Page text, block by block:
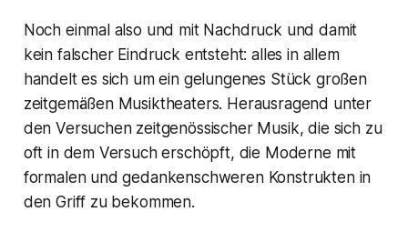
Noch einmal also und mit Nachdruck und damit
kein falscher Eindruck entsteht: alles in allem
handelt es sich um ein gelungenes Stück großen
zeitgemäßen Musiktheaters. Herausragend unter
den Versuchen zeitgenössischer Musik, die sich zu
oft in dem Versuch erschöpft, die Moderne mit
formalen und gedankenschweren Konstrukten in
den Griff zu bekommen.